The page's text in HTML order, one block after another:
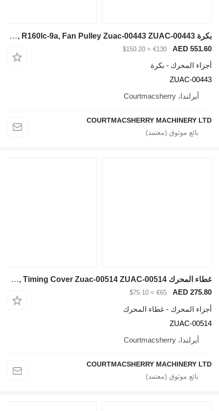
بكرة Hyundai Robex R140lc-9a, R160lc-9a, Fan Pulley Zuac-00443 ZUAC-00443 لـ حفارة Hyundai Robex R140lc-9a
≈ $150.20
غطاء المحرك Hyundai Robex R140lc-9a, R160lc-9a, Timing Cover Zuac-00514 ZUAC-00514 لـ حفارة Hyundai Robex R140lc-9a, R160lc-9a
المحرك